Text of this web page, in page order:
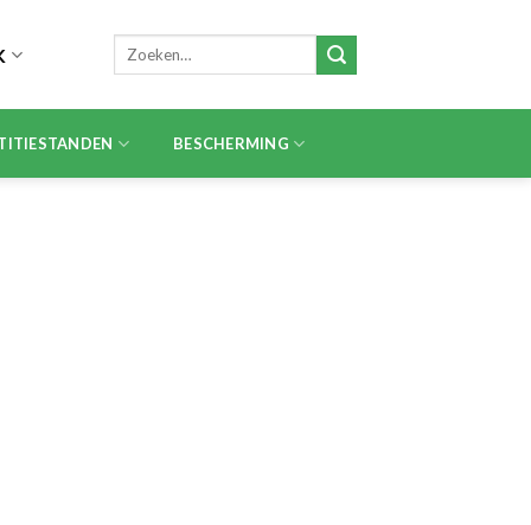
Zoeken
BESCHERMING